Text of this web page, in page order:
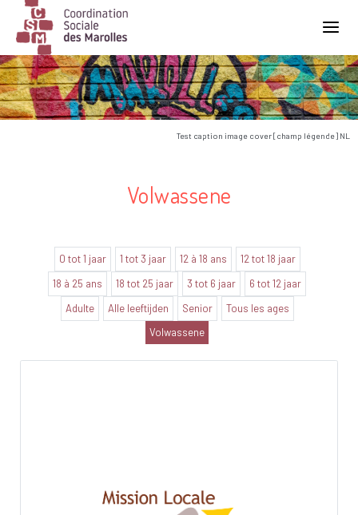
Main Navigation
Test caption image cover [champ légende] NL
Volwassene
0 tot 1 jaar 1 tot 3 jaar 12 à 18 ans
12 tot 18 jaar
18 à 25 ans
18 tot 25 jaar 3 tot 6 jaar
6 tot 12 jaar
Adulte
Alle leeftijden Senior
Tous les ages
Volwassene